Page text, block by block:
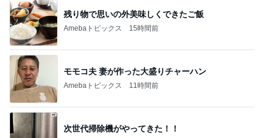
残り物で思いの外美味しくできたご飯
Amebaトピックス 15時間前
モモコ夫 妻が作った大盛りチャーハン
Amebaトピックス 11時間前
次世代掃除機がやってきた！！